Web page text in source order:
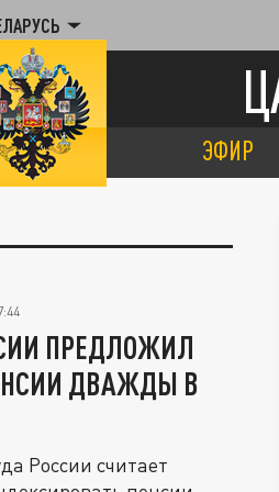
ЭФИР
ПРЕДЛОЖИЛ
ДВАЖДЫ В
России считает